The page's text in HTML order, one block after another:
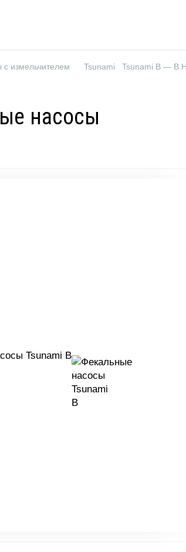
измельчителем Tsunami
насосы